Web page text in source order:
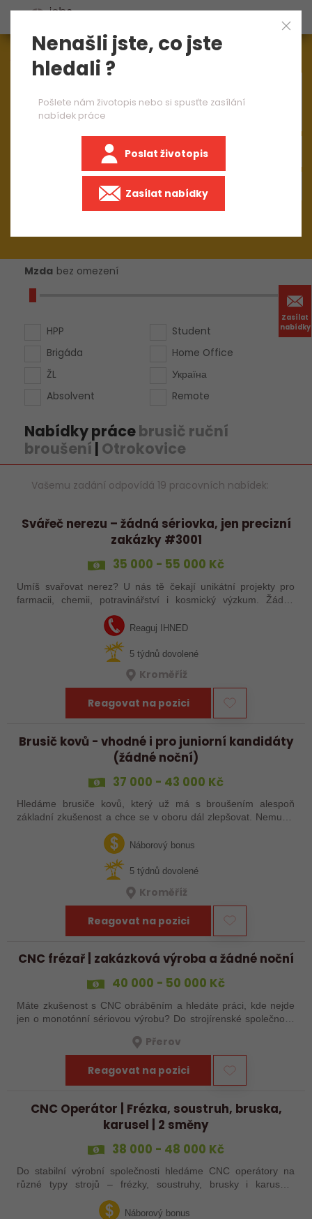
Zasílat
nabídky
Aktuálně1545nabídek práce
Mzda bez omezení
HPP
Brigáda
ŽL
Absolvent
Student
Home Office
Україна
Remote
Nabídky prácebrusič ruční
broušení | Otrokovice
Vašemu zadání odpovídá 19 pracovních nabídek:
Svářeč nerezu – žádná sériovka, jen precizní
zakázky #3001
35 000 - 55 000 Kč
Umíš svařovat nerez? U nás tě čekají unikátní projekty pro
farmacii, chemii, potravinářství i kosmický výzkum. Žádná
rutina, ale precizní práce, která má smysl.
Reaguj IHNED
5 týdnů dovolené
Kroměříž
Reagovat na pozici
Brusič kovů - vhodné i pro juniorní kandidáty
(žádné noční)
37 000 - 43 000 Kč
Hledáme brusiče kovů, který už má s broušením alespoň
základní zkušenost a chce se v oboru dál zlepšovat. Nemusíš
abys už někdy pracoval…Náborový bonus
5 týdnů dovolené
Kroměříž
Reagovat na pozici
CNC frézař | zakázková výroba a žádné noční
40 000 - 50 000 Kč
Máte zkušenost s CNC obráběním a hledáte práci, kde nejde
jen o monotónní sériovou výrobu? Do strojírenské společnosti
Přerov
Reagovat na pozici
CNC Operátor | Frézka, soustruh, bruska,
karusel | 2 směny
38 000 - 48 000 Kč
Do stabilní výrobní společnosti hledáme CNC operátory na
různé typy strojů – frézky, soustruhy, brusky i karusely.
Uplatnění u nás najdou zkušení obráběči i absolventi
technických oborů, kteří se…Náborový bonus
Nenašli jste, co jste
hledali ?
Pošlete nám životopis nebo si spusťte zasílání
nabídek práce
Poslat životopis
Zasílat nabídky